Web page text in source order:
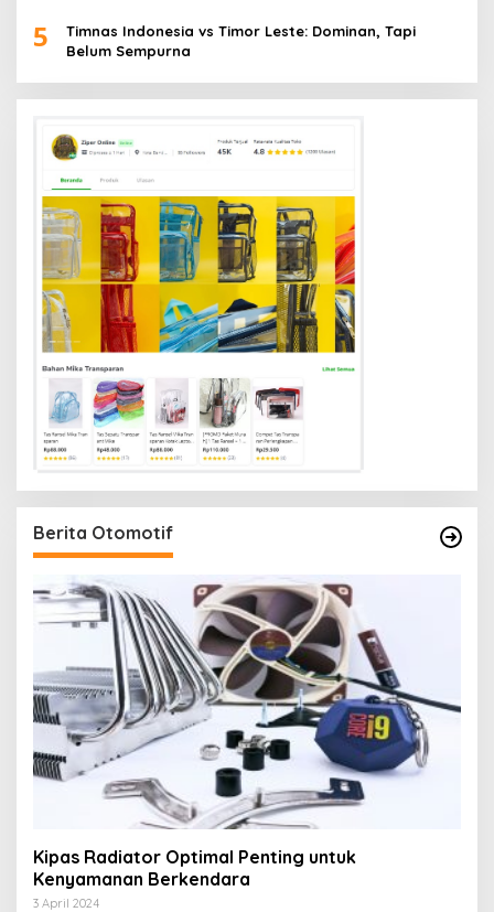
5
Timnas Indonesia vs Timor Leste: Dominan, Tapi
Belum Sempurna
Berita Otomotif
Kipas Radiator Optimal Penting untuk
Kenyamanan Berkendara
3 April 2024